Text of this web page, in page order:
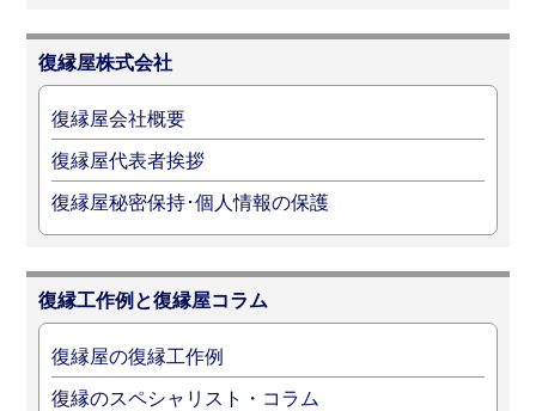
復縁屋株式会社
復縁屋会社概要
復縁屋代表者挨拶
復縁屋秘密保持･個人情報の保護
復縁工作例と復縁屋コラム
復縁屋の復縁工作例
復縁のスペシャリスト・コラム